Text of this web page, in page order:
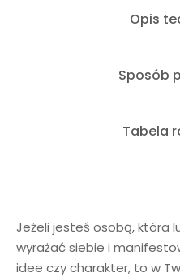
Opis
Sposób
Tabela
Jeżeli jesteś osobą, która
wyrażać siebie i
idee czy charakter, to w